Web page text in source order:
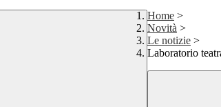
Home >
Novità >
Le notizie >
Laboratorio